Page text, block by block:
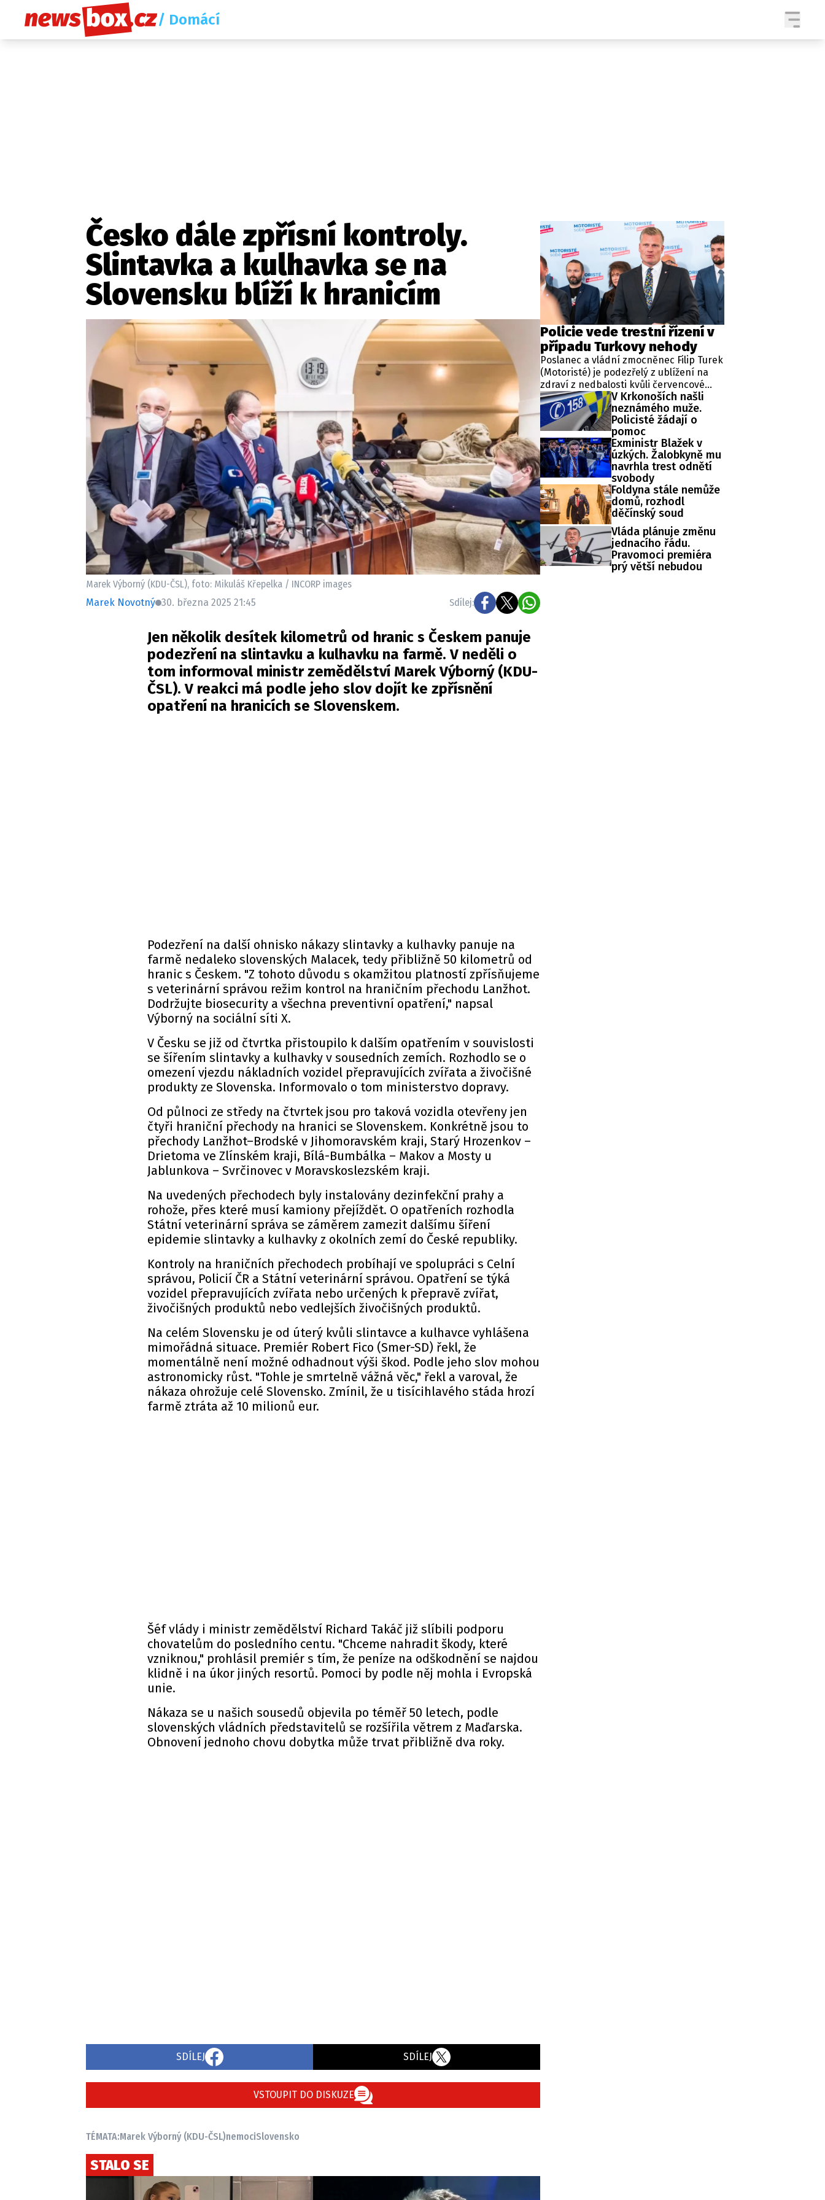
/ Domácí
Etický kodex Redakce Kontakt Vydavatel Inzerce Osobní údaje / Cookies
Volná místa
Provozovatelem serveru newsbox.cz je INCORP MEDIA GROUP s.r.o., IČ: 118 23 054
SLEDUJTE NÁS NA
Zaznamenali jste událost? Máte pro nás důležitou zprávu, příběh, fotografie, videa?
Pošlete nám mail na: redakce@newsbox.cz
Nejlepší z vás odměníme
Česko dále zpřísní kontroly.
Slintavka a kulhavka se na
Slovensku blíží k hranicím
Marek Výborný (KDU-ČSL), foto: Mikuláš Křepelka / INCORP images
Marek Novotný 30. března 2025 21:45 Sdílej:
Jen několik desítek kilometrů od hranic s Českem panuje
podezření na slintavku a kulhavku na farmě. V neděli o
tom informoval ministr zemědělství Marek Výborný (KDU-
ČSL). V reakci má podle jeho slov dojít ke zpřísnění
opatření na hranicích se Slovenskem.
Podezření na další ohnisko nákazy slintavky a kulhavky panuje na
farmě nedaleko slovenských Malacek, tedy přibližně 50 kilometrů od
hranic s Českem. "Z tohoto důvodu s okamžitou platností zpřísňujeme
s veterinární správou režim kontrol na hraničním přechodu Lanžhot.
Dodržujte biosecurity a všechna preventivní opatření," napsal
Výborný na sociální síti X.
V Česku se již od čtvrtka přistoupilo k dalším opatřením v souvislosti
se šířením slintavky a kulhavky v sousedních zemích. Rozhodlo se o
omezení vjezdu nákladních vozidel přepravujících zvířata a živočišné
produkty ze Slovenska. Informovalo o tom ministerstvo dopravy.
Od půlnoci ze středy na čtvrtek jsou pro taková vozidla otevřeny jen
čtyři hraniční přechody na hranici se Slovenskem. Konkrétně jsou to
přechody Lanžhot–Brodské v Jihomoravském kraji, Starý Hrozenkov –
Drietoma ve Zlínském kraji, Bílá-Bumbálka – Makov a Mosty u
Jablunkova – Svrčinovec v Moravskoslezském kraji.
Na uvedených přechodech byly instalovány dezinfekční prahy a
rohože, přes které musí kamiony přejíždět. O opatřeních rozhodla
Státní veterinární správa se záměrem zamezit dalšímu šíření
epidemie slintavky a kulhavky z okolních zemí do České republiky.
Kontroly na hraničních přechodech probíhají ve spolupráci s Celní
správou, Policií ČR a Státní veterinární správou. Opatření se týká
vozidel přepravujících zvířata nebo určených k přepravě zvířat,
živočišných produktů nebo vedlejších živočišných produktů.
Na celém Slovensku je od úterý kvůli slintavce a kulhavce vyhlášena
mimořádná situace. Premiér Robert Fico (Smer-SD) řekl, že
momentálně není možné odhadnout výši škod. Podle jeho slov mohou
astronomicky růst. "Tohle je smrtelně vážná věc," řekl a varoval, že
nákaza ohrožuje celé Slovensko. Zmínil, že u tisícihlavého stáda hrozí
farmě ztráta až 10 milionů eur.
Šéf vlády i ministr zemědělství Richard Takáč již slíbili podporu
chovatelům do posledního centu. "Chceme nahradit škody, které
vzniknou," prohlásil premiér s tím, že peníze na odškodnění se najdou
klidně i na úkor jiných resortů. Pomoci by podle něj mohla i Evropská
unie.
Nákaza se u našich sousedů objevila po téměř 50 letech, podle
slovenských vládních představitelů se rozšířila větrem z Maďarska.
Obnovení jednoho chovu dobytka může trvat přibližně dva roky.
SDÍLEJ SDÍLEJ
VSTOUPIT DO DISKUZE
TÉMATA:Marek Výborný (KDU-ČSL)nemociSlovensko
STALO SE
Policie vede trestní řízení v
případu Turkovy nehody
Poslanec a vládní zmocněnec Filip Turek
(Motoristé) je podezřelý z ublížení na
zdraví z nedbalosti kvůli červencové
dopravní nehodě v Praze. Policie v
případu zahájila trestní řízení a zároveň
nařídila znalecké zkoumání. Nikdo
zatím nebyl obviněn.
V Krkonoších našli
neznámého muže.
Policisté žádají o
pomoc
Exministr Blažek v
úzkých. Žalobkyně mu
navrhla trest odnětí
svobody
Foldyna stále nemůže
domů, rozhodl
děčínský soud
Vláda plánuje změnu
jednacího řádu.
Pravomoci premiéra
prý větší nebudou